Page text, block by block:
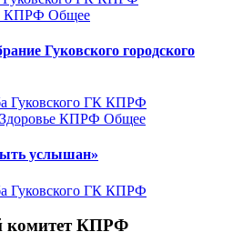
КПРФ Общее
Гуковского городского
Гуковского ГК КПРФ
Здоровье КПРФ Общее
услышан»
Гуковского ГК КПРФ
комитет КПРФ